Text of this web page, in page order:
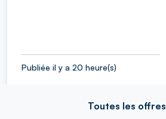
Publiée il y a 20 heure(s)
Toutes les offres